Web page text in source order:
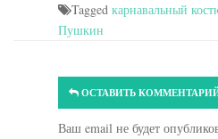
Tagged карнавальный
Пушкин
ОСТАВИТЬ
Ваш email не будет